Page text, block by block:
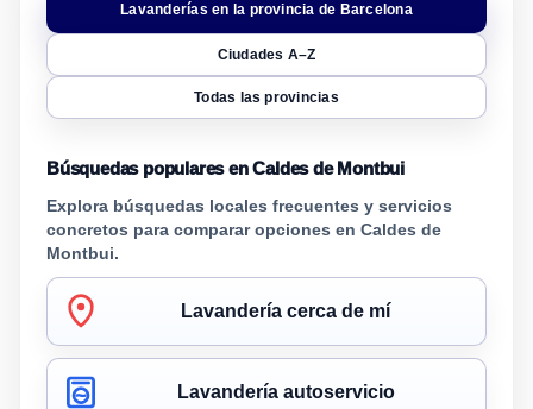
Lavanderías en la provincia de Barcelona
Ciudades A–Z
Todas las provincias
Búsquedas populares en Caldes de Montbui
Explora búsquedas locales frecuentes y servicios
concretos para comparar opciones en Caldes de
Montbui.
Lavandería cerca de mí
Lavandería autoservicio